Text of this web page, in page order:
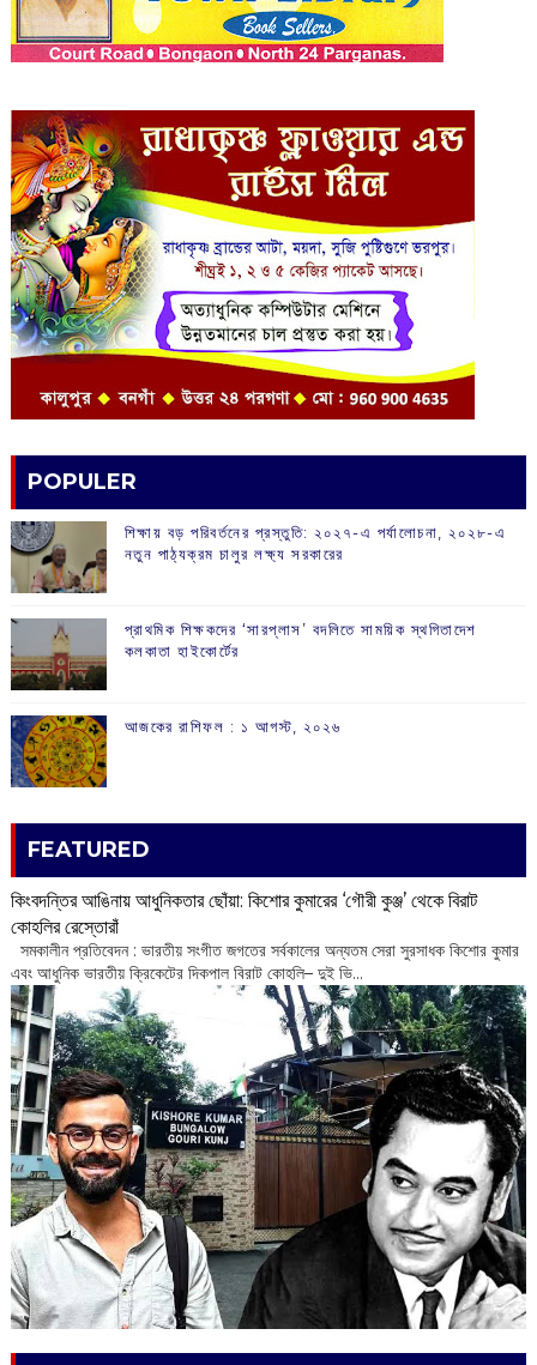
POPULER
শিক্ষায় বড় পরিবর্তনের প্রস্তুতি: ২০২৭-এ পর্যালোচনা, ২০২৮-এ
নতুন পাঠ্যক্রম চালুর লক্ষ্য সরকারের
প্রাথমিক শিক্ষকদের ‘সারপ্লাস’ বদলিতে সাময়িক স্থগিতাদেশ
কলকাতা হাইকোর্টের
আজকের রাশিফল :‌ ‌‌১ আগস্ট, ২০২৬
FEATURED
কিংবদন্তির আঙিনায় আধুনিকতার ছোঁয়া: কিশোর কুমারের ‘গৌরী কুঞ্জ’ থেকে বিরাট
কোহলির রেস্তোরাঁ
‌ সমকালীন প্রতিবেদন : ভারতীয় সংগীত জগতের সর্বকালের অন্যতম সেরা সুরসাধক কিশোর কুমার
এবং আধুনিক ভারতীয় ক্রিকেটের দিকপাল বিরাট কোহলি– ‌দুই ভি...